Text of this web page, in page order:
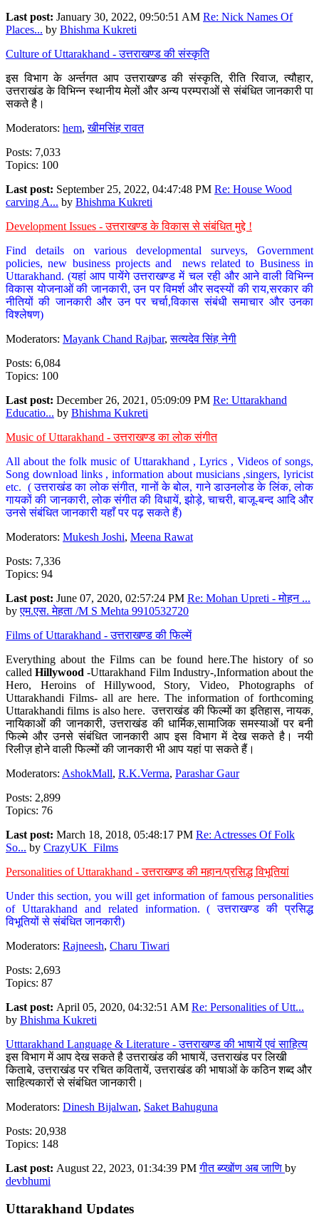
Last post: January 30, 2022, 09:50:51 AM Re: Nick Names Of
Places... by Bhishma Kukreti
Culture of Uttarakhand - उत्तराखण्ड की संस्कृति
इस विभाग के अर्न्तगत आप उत्तराखण्ड की संस्कृति, रीति रिवाज, त्यौहार,
उत्तराखंड के विभिन्न स्थानीय मेलों और अन्य परम्पराओं से संबंधित जानकारी पा
सकते है।
Moderators: hem,खीमसिंह रावत
Posts: 7,033
Topics: 100
Last post: September 25, 2022, 04:47:48 PM Re: House Wood
carving A... by Bhishma Kukreti
Development Issues - उत्तराखण्ड के विकास से संबंधित मुद्दे !
Find details on various developmental surveys, Government
policies, new business projects and news related to Business in
Uttarakhand. (यहां आप पायेंगे उत्तराखण्ड में चल रही और आने वाली विभिन्न
विकास योजनाओं की जानकारी, उन पर विमर्श और सदस्यों की राय,सरकार की
नीतियों की जानकारी और उन पर चर्चा,विकास संबंधी समाचार और उनका
विश्लेषण)
Moderators: Mayank Chand Rajbar,सत्यदेव सिंह नेगी
Posts: 6,084
Topics: 100
Last post: December 26, 2021, 05:09:09 PM Re: Uttarakhand
Educatio... by Bhishma Kukreti
Music of Uttarakhand - उत्तराखण्ड का लोक संगीत
All about the folk music of Uttarakhand , Lyrics , Videos of songs,
Song download links , information about musicians ,singers, lyricist
etc. ( उत्तराखंड का लोक संगीत, गानों के बोल, गाने डाउनलोड के लिंक, लोक
गायकों की जानकारी, लोक संगीत की विधायें, झोड़े, चाचरी, बाजू-बन्द आदि और
उनसे संबंधित जानकारी यहाँ पर पढ़ सकते हैं)
Moderators: Mukesh Joshi, Meena Rawat
Posts: 7,336
Topics: 94
Last post: June 07, 2020, 02:57:24 PM Re: Mohan Upreti - मोहन ...
byएम.एस. मेहता /M S Mehta 9910532720
Films of Uttarakhand - उत्तराखण्ड की फिल्में
Everything about the Films can be found here.The history of so
calledHillywood-Uttarakhand Film Industry-,Information about the
Hero, Heroins of Hillywood, Story, Video, Photographs of
Uttarakhandi Films- all are here. The information of forthcoming
Uttarakhandi films is also here. उत्तराखंड की फिल्मों का इतिहास, नायक,
नायिकाओं की जानकारी, उत्तराखंड की धार्मिक,सामाजिक समस्याओं पर बनी
फिल्मे और उनसे संबंधित जानकारी आप इस विभाग में देख सकते है। नयी
रिलीज़ होने वाली फिल्मों की जानकारी भी आप यहां पा सकते हैं।
Moderators: AshokMall, R.K.Verma, Parashar Gaur
Posts: 2,899
Topics: 76
Last post: March 18, 2018, 05:48:17 PM Re: Actresses Of Folk
So... by CrazyUK_Films
Personalities of Uttarakhand - उत्तराखण्ड की महान/प्रसिद्ध विभूतियां
Under this section, you will get information of famous personalities
of Uttarakhand and related information. ( उत्तराखण्ड की प्रसिद्ध
विभूतियों से संबंधित जानकारी)
Moderators: Rajneesh, Charu Tiwari
Posts: 2,693
Topics: 87
Last post: April 05, 2020, 04:32:51 AM Re: Personalities of Utt...
by Bhishma Kukreti
Utttarakhand Language & Literature - उत्तराखण्ड की भाषायें एवं साहित्य
इस विभाग में आप देख सकते है उत्तराखंड की भाषायें, उत्तराखंड पर लिखी
किताबे, उत्तराखंड पर रचित कवितायें, उत्तराखंड की भाषाओं के कठिन शब्द और
साहित्यकारों से संबंधित जानकारी।
Moderators: Dinesh Bijalwan, Saket Bahuguna
Posts: 20,938
Topics: 148
Last post: August 22, 2023, 01:34:39 PMगीत ब्य्खोंण अब जाणि by
devbhumi
Uttarakhand Updates